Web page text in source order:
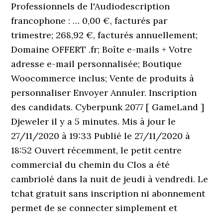
Professionnels de l'Audiodescription
francophone : … 0,00 €, facturés par
trimestre; 268,92 €, facturés annuellement;
Domaine OFFERT .fr; Boîte e-mails + Votre
adresse e-mail personnalisée; Boutique
Woocommerce inclus; Vente de produits à
personnaliser Envoyer Annuler. Inscription
des candidats. Cyberpunk 2077 [ GameLand ]
Djeweler il y a 5 minutes. Mis à jour le
27/11/2020 à 19:33 Publié le 27/11/2020 à
18:52 Ouvert récemment, le petit centre
commercial du chemin du Clos a été
cambriolé dans la nuit de jeudi à vendredi. Le
tchat gratuit sans inscription ni abonnement
permet de se connecter simplement et